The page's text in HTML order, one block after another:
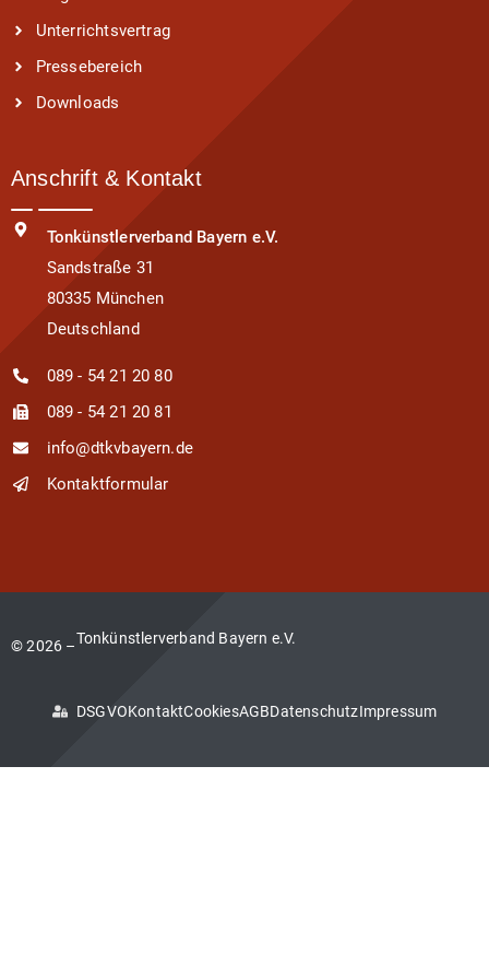
Unterrichtsvertrag
Pressebereich
Downloads
Anschrift & Kontakt
Tonkünstlerverband Bayern e.V.
Sandstraße 31
80335 München
Deutschland
089 - 54 21 20 80
089 - 54 21 20 81
info@dtkvbayern.de
Kontaktformular
© 2026 –Tonkünstlerverband Bayern e.V.
DSGVOKontaktCookiesAGBDatenschutzImpressum